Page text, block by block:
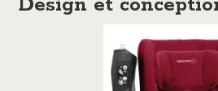
Design et